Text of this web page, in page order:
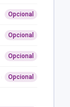
Opcional
Opcional
Opcional
Opcional